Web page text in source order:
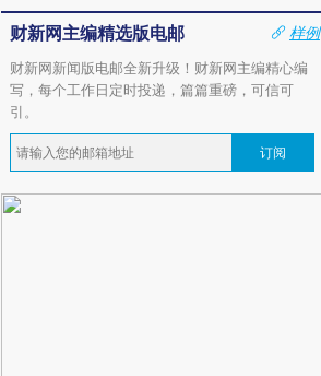
财新网主编精选版电邮
样例
财新网新闻版电邮全新升级！财新网主编精心编
写，每个工作日定时投递，篇篇重磅，可信可
引。
订阅